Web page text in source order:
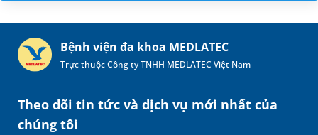
Bệnh viện đa khoa MEDLATEC
Trực thuộc Công ty TNHH MEDLATEC Việt Nam
Theo dõi tin tức và dịch vụ mới nhất của
chúng tôi